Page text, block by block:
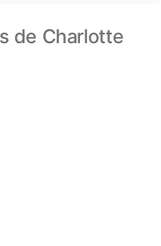
de Charlotte